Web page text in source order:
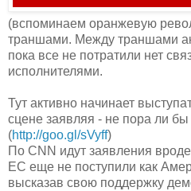
(вспоминаем оранжевую
траншами. Между траншами
пока все не потратили нет
исполнителями.
Тут активно начинает
сцене заявляя - не пора ли бы
(http://goo.gl/sVyff)
По CNN идут заявления
ЕС еще не поступили как
высказав свою поддержку